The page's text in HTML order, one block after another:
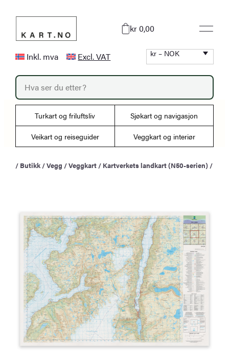
innhold
kr 0,00
Inkl. mva Excl. VAT kr – NOK
P
o
d
t
r
Turkart og friluftsliv Sjøkart og navigasjon
Veikart og reiseguider Veggkart og interiør
/ Butikk /Vegg /Veggkart / Kartverkets landkart (N50-serien) /